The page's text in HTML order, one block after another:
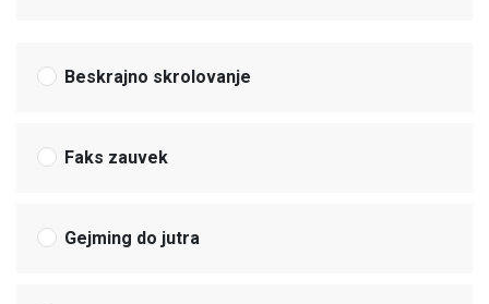
Beskrajno skrolovanje
Faks zauvek
Gejming do jutra